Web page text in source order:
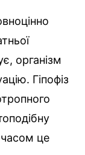
організм
Гіпофіз
це